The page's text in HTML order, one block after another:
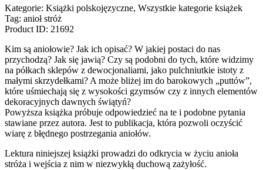
Kategorie: Książki polskojęzyczne, Wszystkie kategorie książek
Tag: anioł stróż
Product ID: 21692
Kim są aniołowie? Jak ich opisać? W jakiej postaci do nas
przychodzą? Jak się jawią? Czy są podobni do tych, które widzimy
na półkach sklepów z dewocjonaliami, jako pulchniutkie istoty z
małymi skrzydełkami? A może bliżej im do barokowych „puttów”,
które uśmiechają się z wysokości gzymsów czy z innych elementów
dekoracyjnych dawnych świątyń?
Powyższa książka próbuje odpowiedzieć na te i podobne pytania
stawiane przez autora. Jest to publikacja, która pozwoli oczyścić
wiarę z błędnego postrzegania aniołów.
Lektura niniejszej książki prowadzi do odkrycia w życiu anioła
stróża i wejścia z nim w niezwykłą duchową zażyłość.